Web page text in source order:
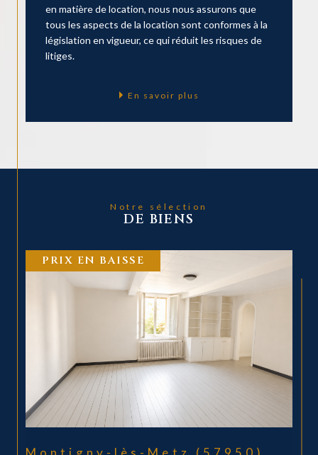
en matière de location, nous nous assurons que
tous les aspects de la location sont conformes à la
législation en vigueur, ce qui réduit les risques de
litiges.
En savoir plus
Notre sélection
DE BIENS
COUP DE COEUR